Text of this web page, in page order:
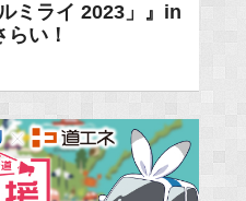
ミライ 2023」』in
い！